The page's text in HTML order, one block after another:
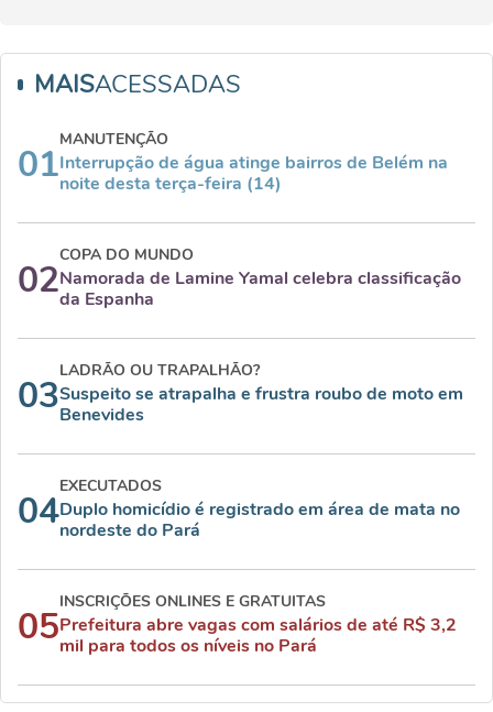
MAISACESSADAS
01
MANUTENÇÃO
Interrupção de água atinge bairros de Belém na
noite desta terça-feira (14)
02
COPA DO MUNDO
Namorada de Lamine Yamal celebra classificação
da Espanha
03
LADRÃO OU TRAPALHÃO?
Suspeito se atrapalha e frustra roubo de moto em
Benevides
04
EXECUTADOS
Duplo homicídio é registrado em área de mata no
nordeste do Pará
05
INSCRIÇÕES ONLINES E GRATUITAS
Prefeitura abre vagas com salários de até R$ 3,2
mil para todos os níveis no Pará